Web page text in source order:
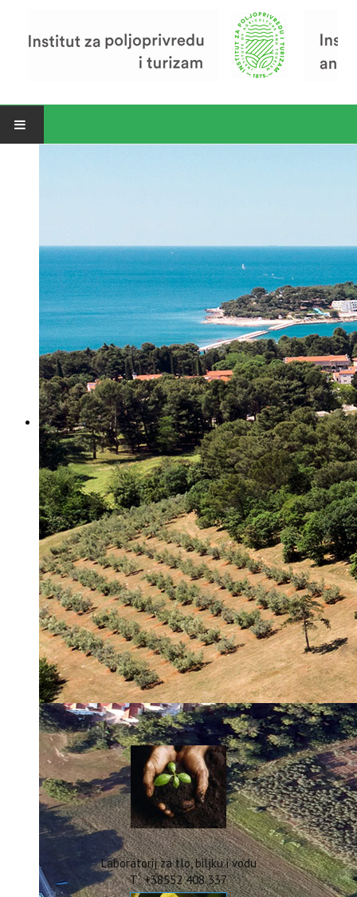
Zavod za poljoprivredu i prehranu
Zavod za ekonomiku i razvoj poljoprivrede
Zavod za turizam
Pokusno poljoprivredno imanje
Zaposlenici
Euraxess
Misija i vizija
Upravno Vijeće
Rad Upravnog vijeća
Znanstveno Vijeće
Rad Znanstvenog vijeća
Etičko povjerenstvo
Etički kodeks
Financiranje
Proračun
Potpore
PROGRAMSKO FINANCIRANJE
Izvještavanje po uredbi
Projekti Instituta
Dialogue4Tourism
REVIVE
WASTEREDUCE
MITOMED+
WINTERMED
CASTWATER
INHERIT
CONSUMLESS PLUS
IstraOILFest
ARHIVA PROJEKATA
IstraECOinclusive
Izdavačka djelatnost
Izbor u znanstvena zvanja
Dokumenti
Statut
Strategija
CIP
Pravo na pristup informacijama
Laboratorij za tlo, biljku i vodu
T: +38552 408 337